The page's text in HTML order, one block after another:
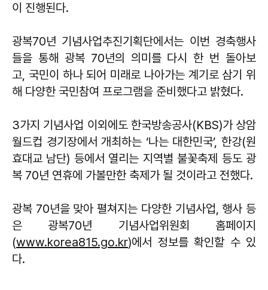
이 진행된다.
광복70년 기념사업추진기획단에서는 이번 경축행사
들을 통해 광복 70년의 의미를 다시 한 번 돌아보
고, 국민이 하나 되어 미래로 나아가는 계기로 삼기 위
해 다양한 국민참여 프로그램을 준비했다고 밝혔다.
3가지 기념사업 이외에도 한국방송공사(KBS)가 상암
월드컵 경기장에서 개최하는 ‘나는 대한민국’, 한강(원
효대교 남단) 등에서 열리는 지역별 불꽃축제 등도 광
복 70년 연휴에 가볼만한 축제가 될 것이라고 전했다.
광복 70년을 맞아 펼쳐지는 다양한 기념사업, 행사 등
은 광복70년 기념사업위원회 홈페이지
(www.korea815.go.kr)에서 정보를 확인할 수 있
다.